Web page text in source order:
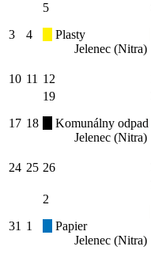
3 4
5
Plasty
Jelenec (Nitra)
10 11 12
17 18
19
Komunálny odpad
Jelenec (Nitra)
24 25 26
31 1
2
Papier
Jelenec (Nitra)